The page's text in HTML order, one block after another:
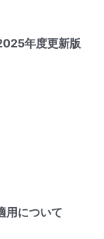
年度更新版
用について